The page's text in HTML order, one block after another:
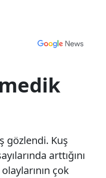
gözlendi. Kuş
arttığını
çok